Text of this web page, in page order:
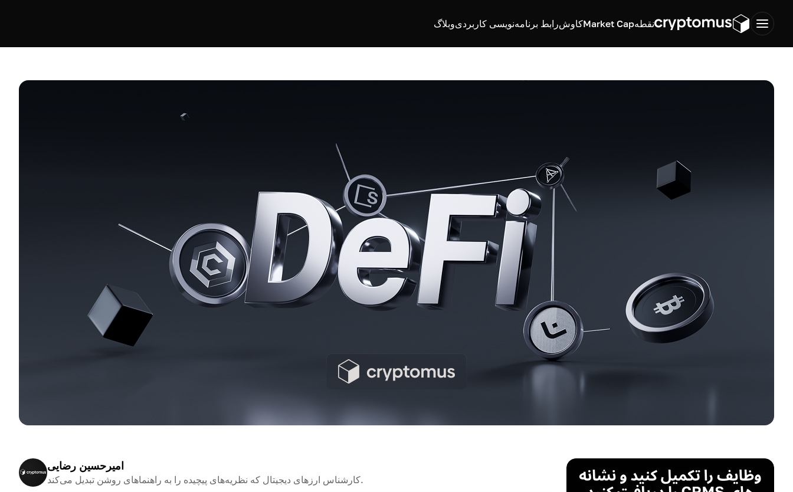
نقطهMarket Capکاوشرابط برنامه‌نویسی کاربردیوبلاگ
امیرحسین رضایی
کارشناس ارزهای دیجیتال که نظریه‌های پیچیده را به راهنماهای روشن تبدیل می‌کند.